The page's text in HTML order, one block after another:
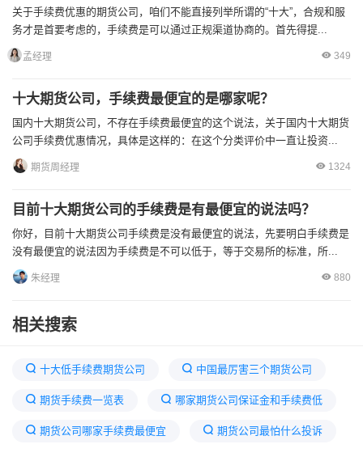
关于手续费优惠的期货公司，咱们不能直接列举所谓的“十大”，合规和服
务才是首要考虑的，手续费是可以通过正规渠道协商的。首先得提...
孟经理 349
十大期货公司，手续费最便宜的是哪家呢？
国内十大期货公司，不存在手续费最便宜的这个说法，关于国内十大期货
公司手续费优惠情况，具体是这样的：在这个分类评价中一直让投资...
期货周经理 1324
目前十大期货公司的手续费是有最便宜的说法吗？
你好，目前十大期货公司手续费是没有最便宜的说法，先要明白手续费是
没有最便宜的说法因为手续费是不可以低于，等于交易所的标准，所...
朱经理 880
相关搜索
十大低手续费期货公司 中国最厉害三个期货公司
期货手续费一览表 哪家期货公司保证金和手续费低
期货公司哪家手续费最便宜 期货公司最怕什么投诉